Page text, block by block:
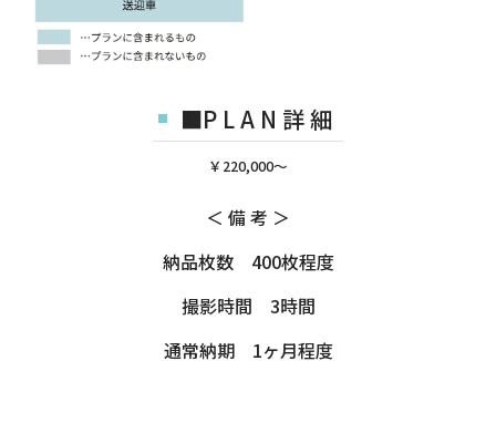
■P L A N 詳 細
￥220,000〜
＜ 備 考 ＞
納品枚数 400枚程度
撮影時間 3時間
通常納期 1ヶ月程度